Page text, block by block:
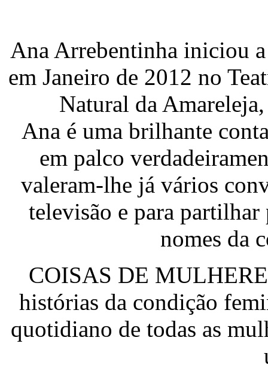
Ana Arrebentinha iniciou
em Janeiro de 2012 no
Natural da
Ana é uma brilhante
em palco
valeram-lhe já vários
televisão e para
nomes da
COISAS DE
histórias da condição
quotidiano de todas as